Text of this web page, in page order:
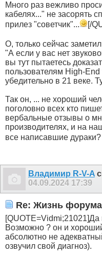
Много раз вежливо
кабелях..." не засорять
прилез "советчик"...
[/
О, только сейчас
"А если у вас нет
вы тут пытаетесь
пользователям High-
убедительно в 21 веке.
Так он, ... не хороший
поголовно всех кто
вербальные отзывы о
производителях, и на
все написавшие дураки?
Владимир R-V-A
04.09.2024 17:39
Re: Жизнь форума
[QUOTE=Vidmi;21021]Да
Возможно ? он и
абсолютно не
озвучил свой диагноз).